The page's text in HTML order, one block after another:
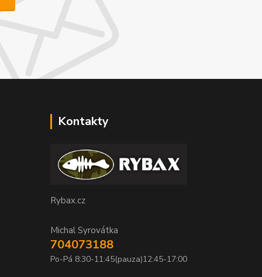
Kontakty
Rybax.cz
Michal Syrovátka
704073188
Po-Pá 8:30-11:45(pauza)12:45-17:00